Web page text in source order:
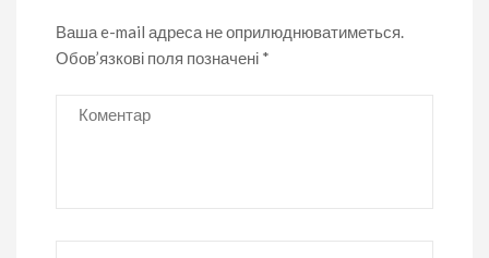
Ваша e-mail адреса не оприлюднюватиметься.
Обов’язкові поля позначені *
Коментар